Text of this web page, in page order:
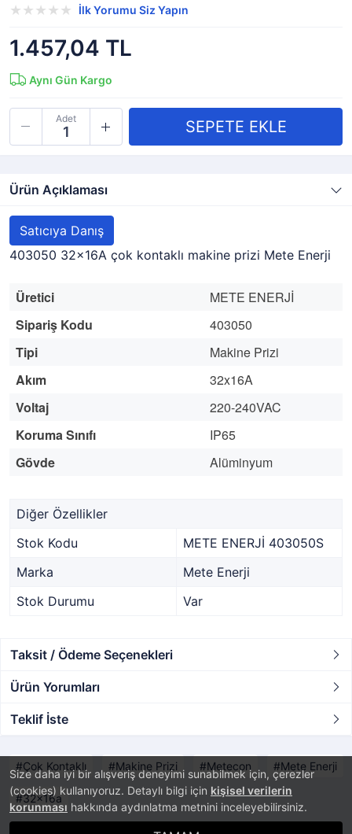
Size daha iyi bir alışveriş deneyimi sunabilmek için, çerezler
(cookies) kullanıyoruz. Detaylı bilgi için kişisel verilerin
korunması hakkında aydınlatma metnini inceleyebilirsiniz.
İlk Yorumu Siz Yapın
1.457,04 TL
Aynı Gün Kargo
Adet
Ürün Açıklaması
Satıcıya Danış
403050 32x16A çok kontaklı makine prizi Mete Enerji
Üretici
METE ENERJİ
Sipariş Kodu
403050
Tipi
Makine Prizi
Akım
32x16A
Voltaj
220-240VAC
Koruma Sınıfı
IP65
Gövde
Alüminyum
Diğer Özellikler
Stok Kodu
METE ENERJİ 403050S
Marka
Mete Enerji
Stok Durumu
Var
Taksit / Ödeme Seçenekleri
Ürün Yorumları
Teklif İste
Çok Kontaklı Makine Prizi Metecon Mete Enerji
32x16a